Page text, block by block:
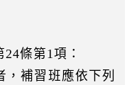
條第1項：
補習班應依下列